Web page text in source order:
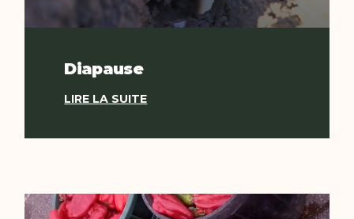
Diapause
LIRE LA SUITE